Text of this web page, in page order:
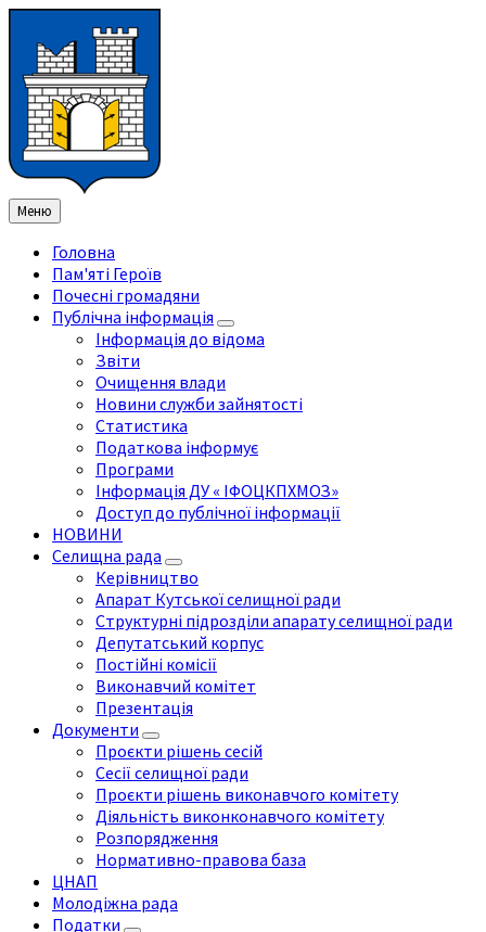
змісту
ліву
бічну
панель
праву
бічну
панель
нижнього
колонтитула
Меню
Головна
Пам'яті Героїв
Почесні громадяни
Публічна інформація
Інформація до відома
Звіти
Очищення влади
Новини служби зайнятості
Статистика
Податкова інформує
Програми
Інформація ДУ « ІФОЦКПХМОЗ»
Доступ до публічної інформації
НОВИНИ
Селищна рада
Керівництво
Апарат Кутської селищної ради
Структурні підрозділи апарату селищної ради
Депутатський корпус
Постійні комісії
Виконавчий комітет
Презентація
Документи
Проєкти рішень сесій
Сесії селищної ради
Проєкти рішень виконавчого комітету
Діяльність виконконавчого комітету
Розпорядження
Нормативно-правова база
ЦНАП
Молодіжна рада
Податки